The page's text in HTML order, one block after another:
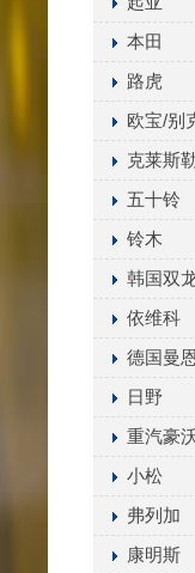
本田
路虎
欧宝/别
克莱斯
五十铃
铃木
韩国双
依维科
德国曼恩
日野
重汽豪
小松
弗列加
康明斯